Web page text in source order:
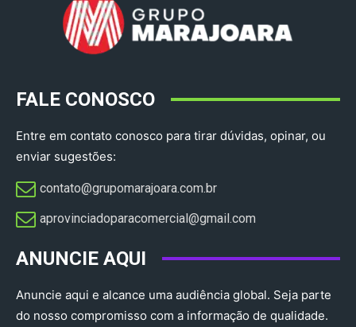
FALE CONOSCO
Entre em contato conosco para tirar dúvidas, opinar, ou
enviar sugestões:
contato@grupomarajoara.com.br
aprovinciadoparacomercial@gmail.com​
ANUNCIE AQUI
Anuncie aqui e alcance uma audiência global. Seja parte
do nosso compromisso com a informação de qualidade.